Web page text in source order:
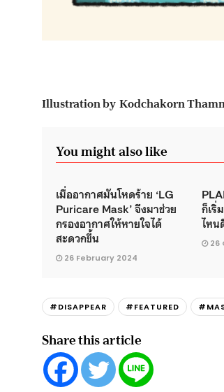
Illustration by Kodchakorn
You might also like
เมื่ออากาศมันโหดร้าย ‘LG
Puricare Mask’ จึงมาช่วย
กรองอากาศให้หายใจได้
สะดวกขึ้น
26 February 2024
ก็เริ่
ไหน
26
#DISAPPEAR #FEATURED
Share this article